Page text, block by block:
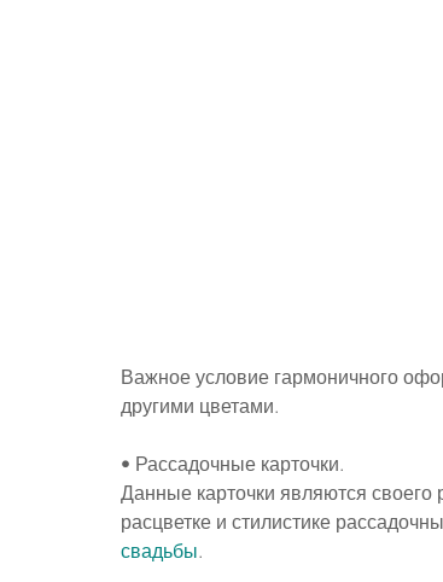
Важное условие гармоничного
другими цветами.
• Рассадочные карточки.
Данные карточки являются
расцветке и стилистике
свадьбы.